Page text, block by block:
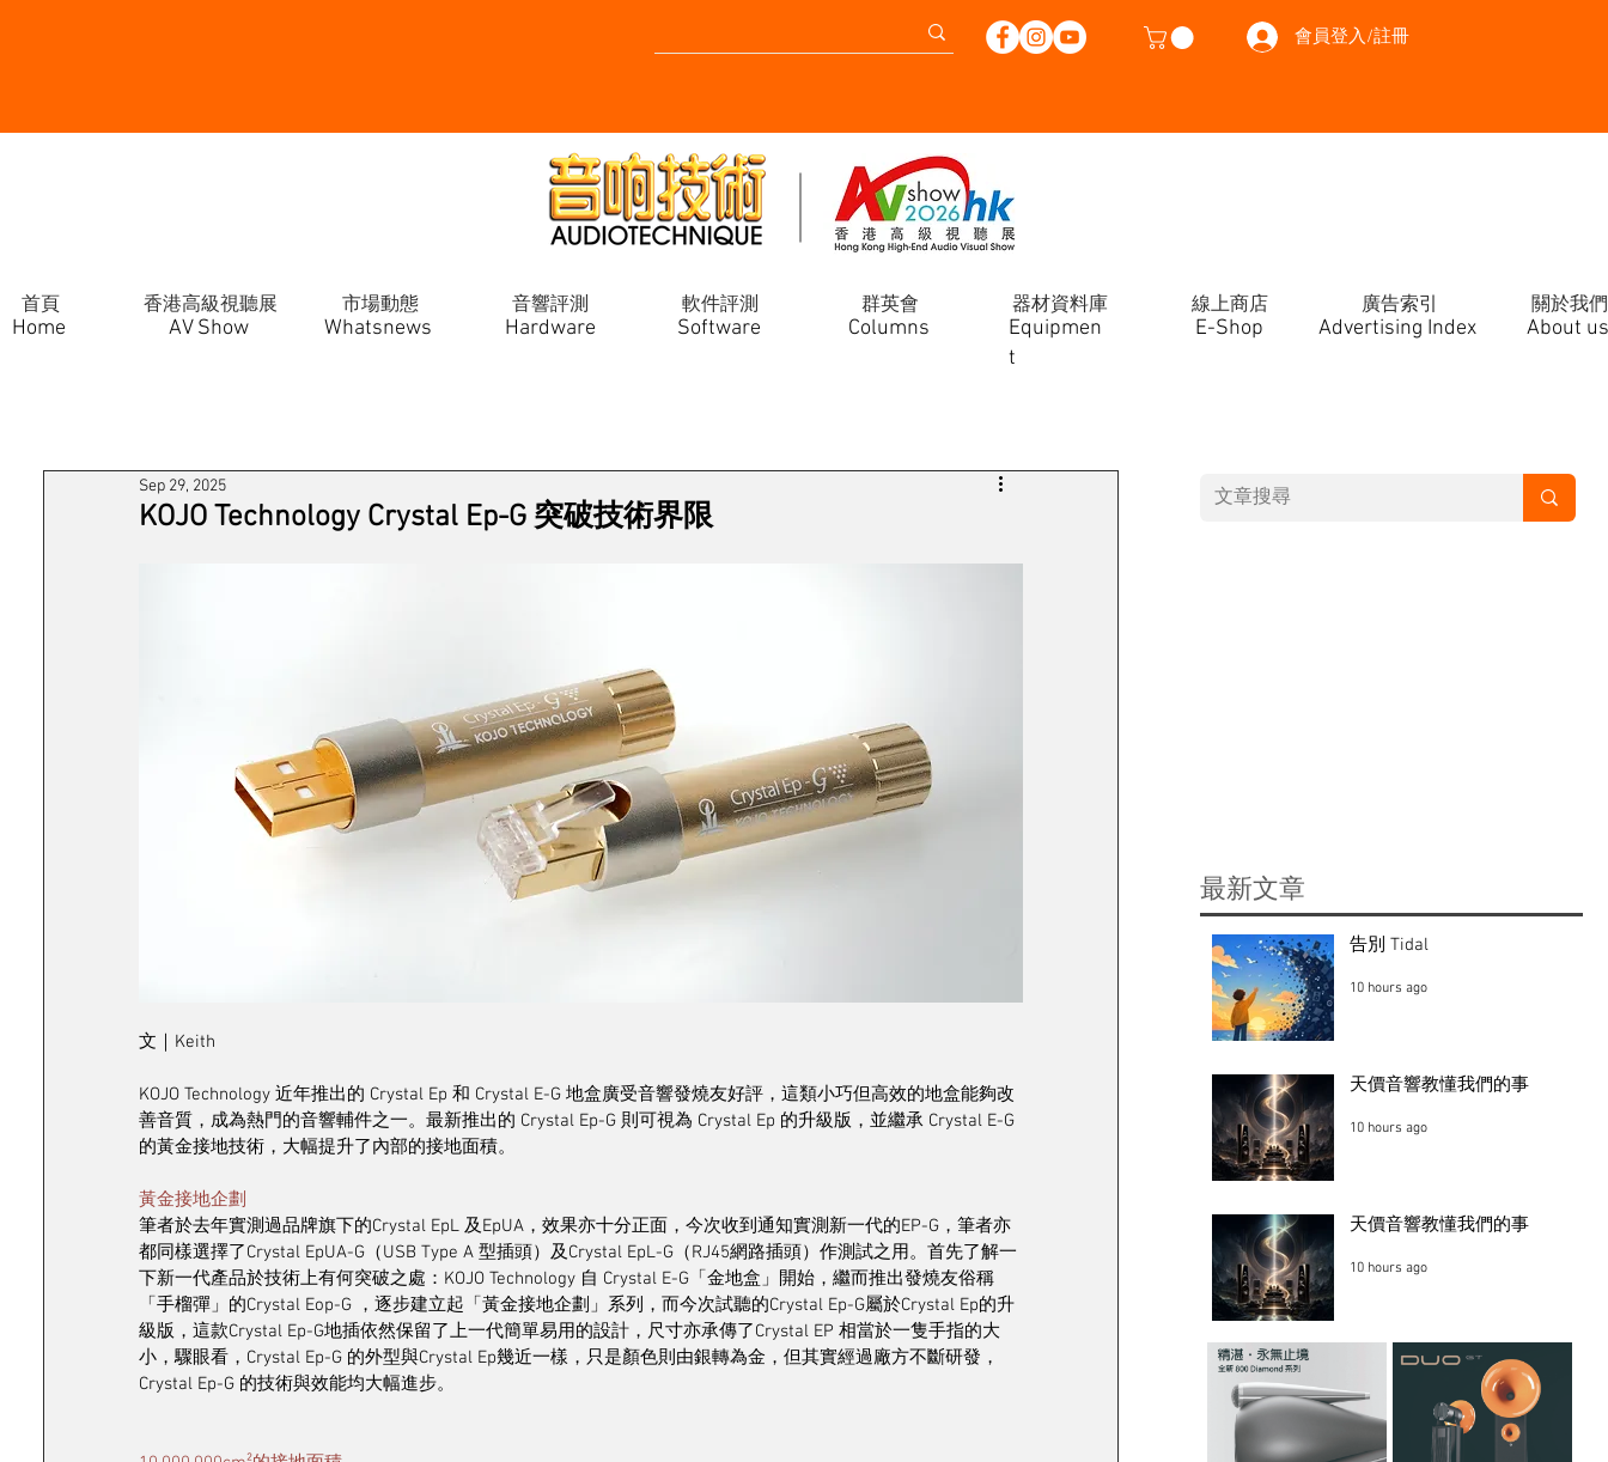
會員登入/註冊
Home
首頁 香港高級視聽展 市場動態 音響評測 軟件評測 群英會 器材資料庫 線上商店 廣告索引 關於我們
AV Show Whatsnews Hardware Software
Equipmen
t
E-Shop
Columns About us
Advertising Index
KOJO Technology Crystal Ep-G 突破技術界限
Sep 29, 2025
文｜Keith
KOJO Technology 近年推出的 Crystal Ep 和 Crystal E-G 地盒廣受音響發燒友好評，這類小巧但高效的地盒能夠改
善音質，成為熱門的音響輔件之一。最新推出的 Crystal Ep-G 則可視為 Crystal Ep 的升級版，並繼承 Crystal E-G
的黃金接地技術，大幅提升了內部的接地面積。
黃金接地企劃
筆者於去年實測過品牌旗下的Crystal EpL 及EpUA，效果亦十分正面，今次收到通知實測新一代的EP-G，筆者亦
都同樣選擇了Crystal EpUA-G（USB Type A 型插頭）及Crystal EpL-G（RJ45網路插頭）作測試之用。首先了解一
下新一代產品於技術上有何突破之處：KOJO Technology 自 Crystal E-G「金地盒」開始，繼而推出發燒友俗稱
「手榴彈」的Crystal Eop-G ，逐步建立起「黃金接地企劃」系列，而今次試聽的Crystal Ep-G屬於Crystal Ep的升
級版，這款Crystal Ep-G地插依然保留了上一代簡單易用的設計，尺寸亦承傳了Crystal EP 相當於一隻手指的大
小，驟眼看，Crystal Ep-G 的外型與Crystal Ep幾近一樣，只是顏色則由銀轉為金，但其實經過廠方不斷研發，
Crystal Ep-G 的技術與效能均大幅進步。
​最新文章
告別 Tidal
10 hours ago
天價音響教懂我們的事
10 hours ago
天價音響教懂我們的事
10 hours ago